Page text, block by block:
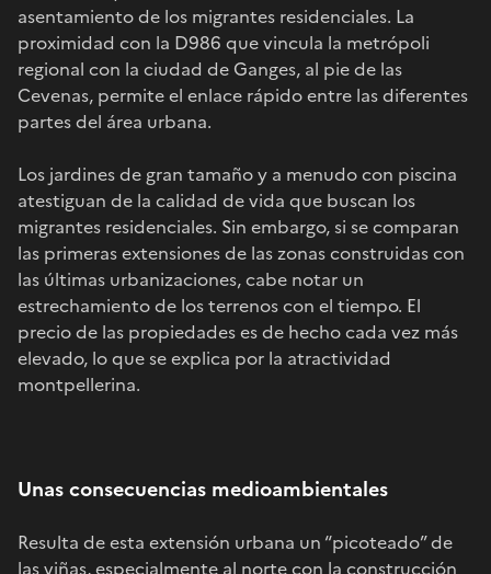
asentamiento de los migrantes residenciales. La
proximidad con la D986 que vincula la metrópoli
regional con la ciudad de Ganges, al pie de las
Cevenas, permite el enlace rápido entre las diferentes
partes del área urbana.
Los jardines de gran tamaño y a menudo con piscina
atestiguan de la calidad de vida que buscan los
migrantes residenciales. Sin embargo, si se comparan
las primeras extensiones de las zonas construidas con
las últimas urbanizaciones, cabe notar un
estrechamiento de los terrenos con el tiempo. El
precio de las propiedades es de hecho cada vez más
elevado, lo que se explica por la atractividad
montpellerina.
Unas consecuencias medioambientales
Resulta de esta extensión urbana un “picoteado” de
las viñas, especialmente al norte con la construcción